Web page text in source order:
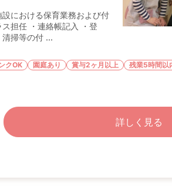
設における保育業務および付
担任 ・連絡帳記入 ・登
掃等の付 ...
クOK 園庭あり 賞与2ヶ月以上 残業5時間以
詳しく見る